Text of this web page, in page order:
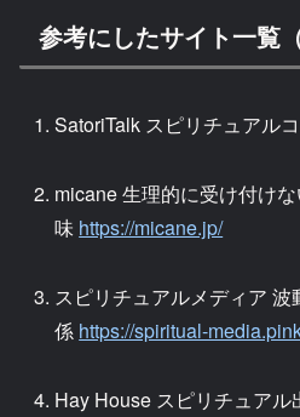
参考にしたサイト一覧
SatoriTalk スピリチュアル
micane 生理的に受け付け
味 https://micane.jp/
スピリチュアルメディア 波
係 https://spiritual-
Hay House スピリチュアル